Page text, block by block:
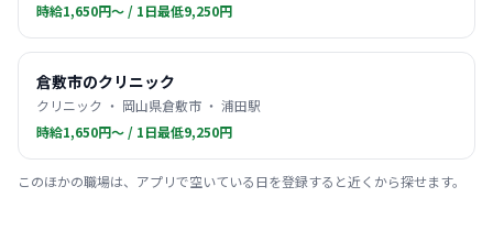
時給1,650円〜 / 1日最低9,250円
倉敷市のクリニック
クリニック ・ 岡山県倉敷市 ・ 浦田駅
時給1,650円〜 / 1日最低9,250円
このほかの職場は、アプリで空いている日を登録すると近くから探せます。